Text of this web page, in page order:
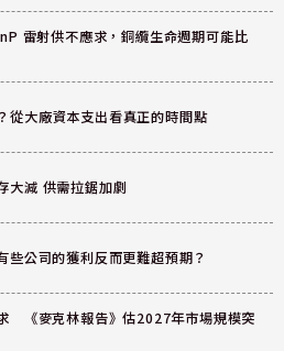
雷射供不應求，銅纜生命週期可能比
從大廠資本支出看真正的時間點
大減 供需拉鋸加劇
些公司的獲利反而更難超預期？
《麥克林報告》估2027年市場規模突